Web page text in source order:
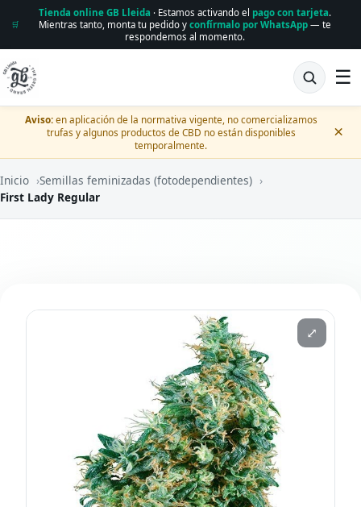
🛒
Tienda online GB Lleida · Estamos activando el pago con tarjeta.
Mientras tanto, monta tu pedido y confírmalo por WhatsApp— te
respondemos al momento.
☰
Aviso:en aplicación de la normativa vigente, no comercializamos
trufas y algunos productos de CBD no están disponibles
temporalmente.
×
Inicio ›Semillas feminizadas (fotodependientes) ›
First Lady Regular
⤢